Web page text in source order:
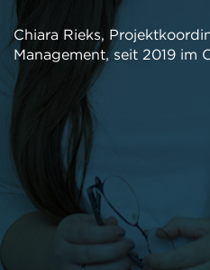
Chiara Rieks,
Management, seit 2019 im